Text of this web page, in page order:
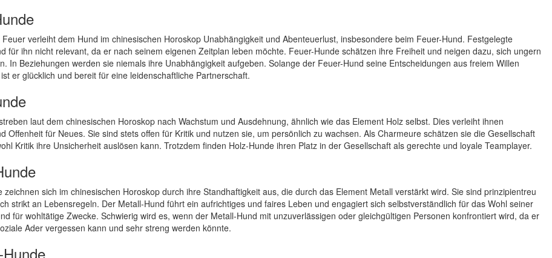
Feuer verleiht dem Hund im chinesischen Horoskop Unabhängigkeit und Abenteuerlust, insbesondere beim Feuer-Hund. Festgelegte
für ihn nicht relevant, da er nach seinem eigenen Zeitplan leben möchte. Feuer-Hunde schätzen ihre Freiheit und neigen dazu, sich ungern
In Beziehungen werden sie niemals ihre Unabhängigkeit aufgeben. Solange der Feuer-Hund seine Entscheidungen aus freiem Willen
er glücklich und bereit für eine leidenschaftliche Partnerschaft.
laut dem chinesischen Horoskop nach Wachstum und Ausdehnung, ähnlich wie das Element Holz selbst. Dies verleiht ihnen
Offenheit für Neues. Sie sind stets offen für Kritik und nutzen sie, um persönlich zu wachsen. Als Charmeure schätzen sie die Gesellschaft
Kritik ihre Unsicherheit auslösen kann. Trotzdem finden Holz-Hunde ihren Platz in der Gesellschaft als gerechte und loyale Teamplayer.
zeichnen sich im chinesischen Horoskop durch ihre Standhaftigkeit aus, die durch das Element Metall verstärkt wird. Sie sind prinzipientreu
strikt an Lebensregeln. Der Metall-Hund führt ein aufrichtiges und faires Leben und engagiert sich selbstverständlich für das Wohl seiner
für wohltätige Zwecke. Schwierig wird es, wenn der Metall-Hund mit unzuverlässigen oder gleichgültigen Personen konfrontiert wird, da er
Ader vergessen kann und sehr streng werden könnte.